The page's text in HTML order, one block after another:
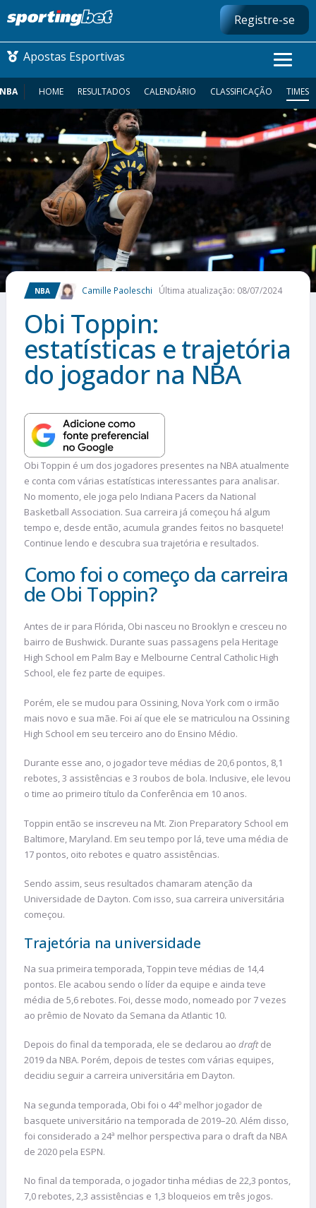
Registre-se
Apostas Esportivas
CONMEBOL LIBERTADORES
FUTEBOL NACIONAL
FUTEBOL INTERNACIONAL
COMO APOSTAR
MAIS ESPORTES
NBA HOME RESULTADOS CALENDÁRIO CLASSIFICAÇÃO TIMES
NBA Camille Paoleschi Última atualização: 08/07/2024
Obi Toppin:
estatísticas e trajetória
do jogador na NBA
Obi Toppin é um dos jogadores presentes na NBA atualmente
e conta com várias estatísticas interessantes para analisar.
No momento, ele joga pelo Indiana Pacers da National
Basketball Association. Sua carreira já começou há algum
tempo e, desde então, acumula grandes feitos no basquete!
Continue lendo e descubra sua trajetória e resultados.
Como foi o começo da carreira
de Obi Toppin?
Antes de ir para Flórida, Obi nasceu no Brooklyn e cresceu no
bairro de Bushwick. Durante suas passagens pela Heritage
High School em Palm Bay e Melbourne Central Catholic High
School, ele fez parte de equipes.
Porém, ele se mudou para Ossining, Nova York com o irmão
mais novo e sua mãe. Foi aí que ele se matriculou na Ossining
High School em seu terceiro ano do Ensino Médio.
Durante esse ano, o jogador teve médias de 20,6 pontos, 8,1
rebotes, 3 assistências e 3 roubos de bola. Inclusive, ele levou
o time ao primeiro título da Conferência em 10 anos.
Toppin então se inscreveu na Mt. Zion Preparatory School em
Baltimore, Maryland. Em seu tempo por lá, teve uma média de
17 pontos, oito rebotes e quatro assistências.
Sendo assim, seus resultados chamaram atenção da
Universidade de Dayton. Com isso, sua carreira universitária
começou.
Trajetória na universidade
Na sua primeira temporada, Toppin teve médias de 14,4
pontos. Ele acabou sendo o líder da equipe e ainda teve
média de 5,6 rebotes. Foi, desse modo, nomeado por 7 vezes
ao prêmio de Novato da Semana da Atlantic 10.
Depois do final da temporada, ele se declarou ao draftde
2019 da NBA. Porém, depois de testes com várias equipes,
decidiu seguir a carreira universitária em Dayton.
Na segunda temporada, Obi foi o 44º melhor jogador de
basquete universitário na temporada de 2019–20. Além disso,
foi considerado a 24ª melhor perspectiva para o draft da NBA
de 2020 pela ESPN.
No final da temporada, o jogador tinha médias de 22,3 pontos,
7,0 rebotes, 2,3 assistências e 1,3 bloqueios em três jogos.